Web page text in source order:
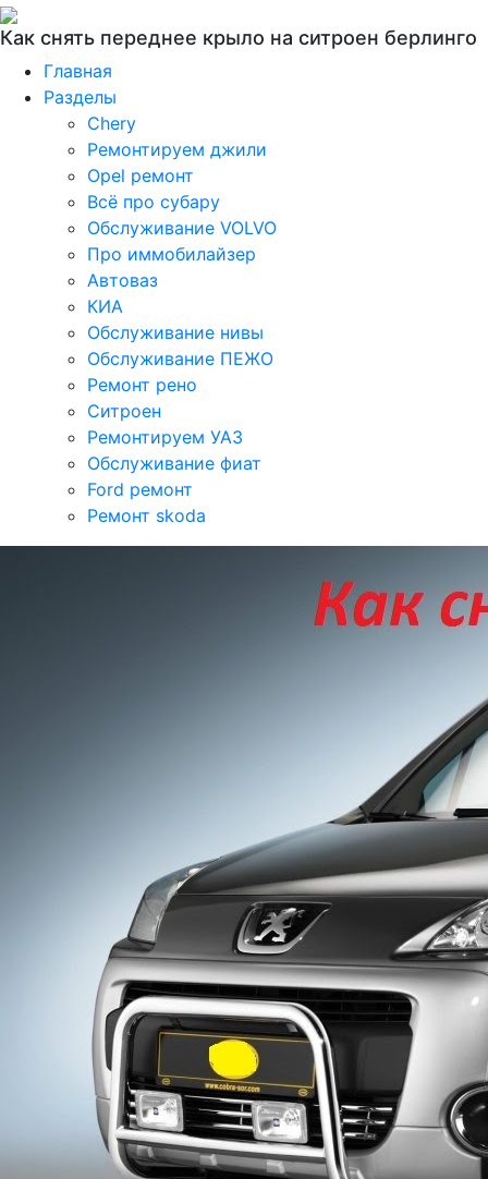
Как снять переднее крыло на ситроен берлинго
Главная
Разделы
Chery
Ремонтируем джили
Opel ремонт
Всё про субару
Обслуживание VOLVO
Про иммобилайзер
Автоваз
КИА
Обслуживание нивы
Обслуживание ПЕЖО
Ремонт рено
Ситроен
Ремонтируем УАЗ
Обслуживание фиат
Ford ремонт
Ремонт skoda